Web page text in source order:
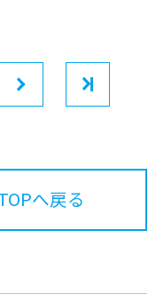
へ戻る